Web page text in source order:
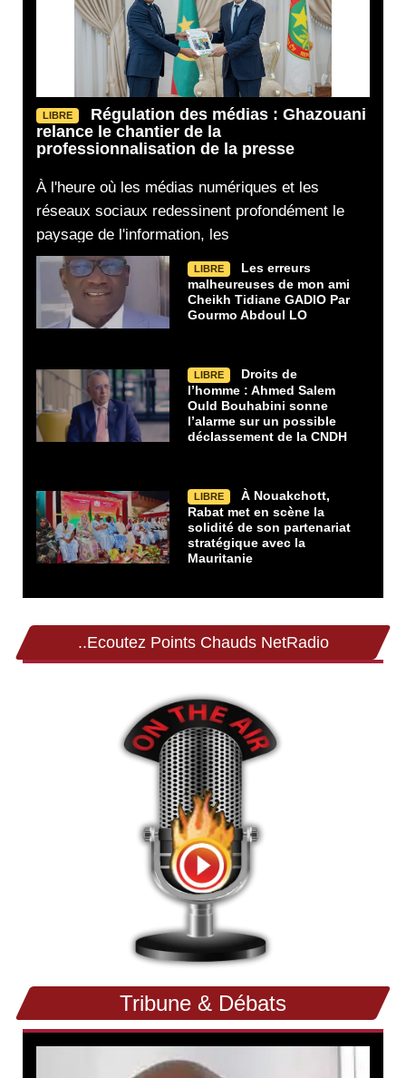
LIBRE
Régulation des médias : Ghazouani
relance le chantier de la
professionnalisation de la presse
À l'heure où les médias numériques et les
réseaux sociaux redessinent profondément le
paysage de l'information, les
LIBRE
Les erreurs
malheureuses de mon ami
Cheikh Tidiane GADIO Par
Gourmo Abdoul LO
LIBRE
Droits de
l’homme : Ahmed Salem
Ould Bouhabini sonne
l’alarme sur un possible
déclassement de la CNDH
LIBRE
À Nouakchott,
Rabat met en scène la
solidité de son partenariat
stratégique avec la
Mauritanie
..Ecoutez Points Chauds NetRadio
Tribune & Débats